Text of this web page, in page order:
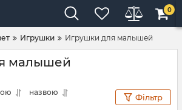
0
Игрушки Игрушки для малышей
малышей
назвою
Фільтр